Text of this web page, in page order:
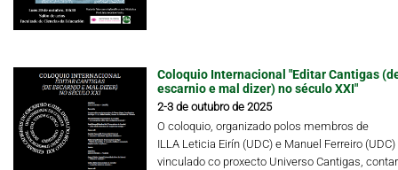
Coloquio Internacional "Editar Cantigas
escarnio e mal dizer) no século XXI"
2-3 de outubro de 2025
O coloquio, organizado polos membros de
ILLA Leticia Eirín (UDC) e Manuel Ferreiro (UDC)
vinculado co proxecto Universo Cantigas,